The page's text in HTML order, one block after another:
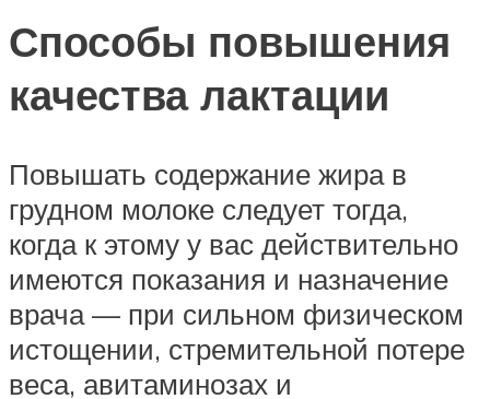
Способы повышения
качества лактации
Повышать содержание жира в
грудном молоке следует тогда,
когда к этому у вас действительно
имеются показания и назначение
врача — при сильном физическом
истощении, стремительной потере
веса, авитаминозах и